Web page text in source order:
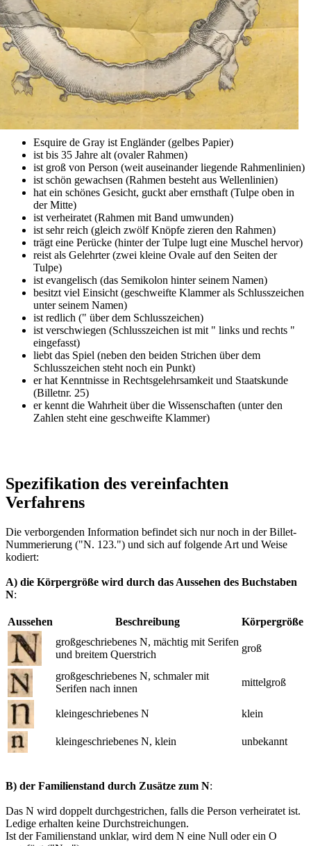
Esquire de Gray ist Engländer (gelbes Papier)
ist bis 35 Jahre alt (ovaler Rahmen)
ist groß von Person (weit auseinander liegende Rahmenlinien)
ist schön gewachsen (Rahmen besteht aus Wellenlinien)
hat ein schönes Gesicht, guckt aber ernsthaft (Tulpe oben in
der Mitte)
ist verheiratet (Rahmen mit Band umwunden)
ist sehr reich (gleich zwölf Knöpfe zieren den Rahmen)
trägt eine Perücke (hinter der Tulpe lugt eine Muschel hervor)
reist als Gelehrter (zwei kleine Ovale auf den Seiten der
Tulpe)
ist evangelisch (das Semikolon hinter seinem Namen)
besitzt viel Einsicht (geschweifte Klammer als Schlusszeichen
unter seinem Namen)
ist redlich (" über dem Schlusszeichen)
ist verschwiegen (Schlusszeichen ist mit " links und rechts "
eingefasst)
liebt das Spiel (neben den beiden Strichen über dem
Schlusszeichen steht noch ein Punkt)
er hat Kenntnisse in Rechtsgelehrsamkeit und Staatskunde
(Billetnr. 25)
er kennt die Wahrheit über die Wissenschaften (unter den
Zahlen steht eine geschweifte Klammer)
Spezifikation des vereinfachten
Verfahrens
Die verborgenden Information befindet sich nur noch in der Billet-
Nummerierung ("N. 123.") und sich auf folgende Art und Weise
kodiert:
A) die Körpergröße wird durch das Aussehen des Buchstaben
N:
Aussehen Beschreibung
Körpergröße
großgeschriebenes N, mächtig mit Serifen
und breitem Querstrich
groß
großgeschriebenes N, schmaler mit
Serifen nach innen
mittelgroß
kleingeschriebenes N klein
kleingeschriebenes N, klein unbekannt
B) der Familienstand durch Zusätze zum N:
Das N wird doppelt durchgestrichen, falls die Person verheiratet ist.
Ledige erhalten keine Durchstreichungen.
Ist der Familienstand unklar, wird dem N eine Null oder ein O